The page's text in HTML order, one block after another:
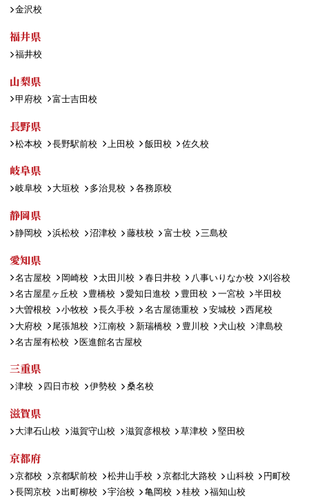
金沢校
福井県
福井校
山梨県
甲府校 富士吉田校
長野県
松本校 長野駅前校 上田校 飯田校 佐久校
岐阜県
岐阜校 大垣校 多治見校 各務原校
静岡県
静岡校 浜松校 沼津校 藤枝校 富士校 三島校
愛知県
名古屋校 岡崎校 太田川校 春日井校 八事いりなか校
刈谷校
名古屋星ヶ丘校
豊橋校 愛知日進校 豊田校 一宮校
半田校
大曽根校
小牧校 長久手校 名古屋徳重校 安城校
西尾校
大府校
尾張旭校 江南校 新瑞橋校 豊川校 犬山校
津島校
名古屋有松校
医進館名古屋校
三重県
津校 四日市校 伊勢校 桑名校
滋賀県
大津石山校 滋賀守山校 滋賀彦根校 草津校 堅田校
京都府
京都校 京都駅前校 松井山手校 京都北大路校 山科校
円町校
長岡京校
出町柳校 宇治校 亀岡校 桂校 福知山校